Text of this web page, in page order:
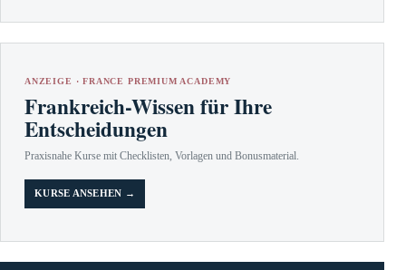
ANZEIGE · FRANCE PREMIUM ACADEMY
Frankreich-Wissen für Ihre
Entscheidungen
Praxisnahe Kurse mit Checklisten, Vorlagen und Bonusmaterial.
KURSE ANSEHEN →